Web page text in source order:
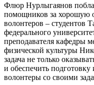
Флюр Нурлыгаянов
помощников за хорошую
волонтеров – студентов
федерального
преподавателя кафедры
физической культуры
задача не только
и обеспечить
волонтеры со своими